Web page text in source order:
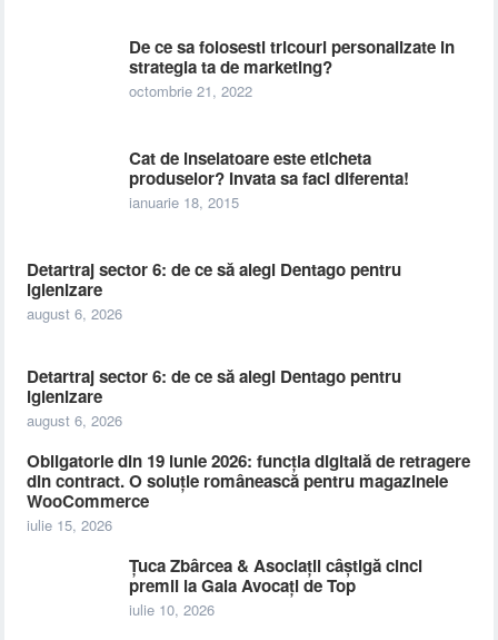
De ce sa folosesti tricouri personalizate in
strategia ta de marketing?
octombrie 21, 2022
Cat de inselatoare este eticheta
produselor? Invata sa faci diferenta!
ianuarie 18, 2015
Detartraj sector 6: de ce să alegi Dentago pentru
igienizare
august 6, 2026
Detartraj sector 6: de ce să alegi Dentago pentru
igienizare
august 6, 2026
Obligatorie din 19 iunie 2026: funcția digitală de retragere
din contract. O soluție românească pentru magazinele
WooCommerce
iulie 15, 2026
Țuca Zbârcea & Asociații câștigă cinci
premii la Gala Avocați de Top
iulie 10, 2026